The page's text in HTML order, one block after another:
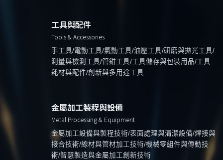
工具與配件
Tools & Accessories
手工具/電動工具/氣動工具/油壓工具/研磨與拋光工具/
測量與檢測工具/管鉗工具/工具儲存與包裝用品/工具
耗材與配件/創新與多用途工具
金屬加工製程與設備
Metal Processing & Equipment
金屬加工設備與製程技術/表面處理與清潔設備/焊接與
接合技術/線材與管材加工技術/機械零組件與傳動技
術/智慧製造與金屬加工創新技術